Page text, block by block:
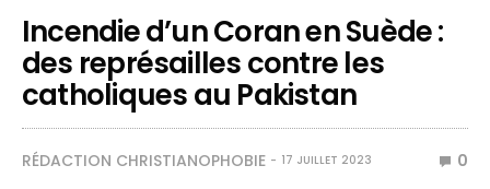
Incendie d’un Coran en Suède :
des représailles contre les
catholiques au Pakistan
RÉDACTION CHRISTIANOPHOBIE 17 JUILLET 2023 0